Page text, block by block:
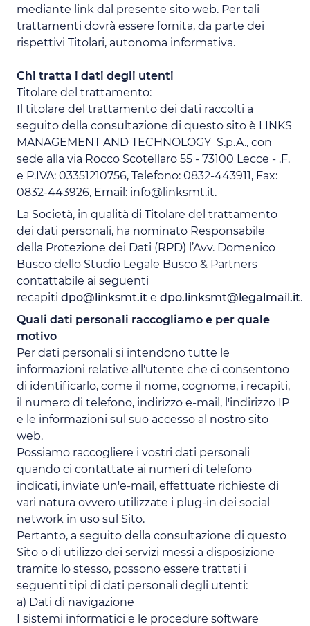
mediante link dal presente sito web. Per tali
trattamenti dovrà essere fornita, da parte dei
rispettivi Titolari, autonoma informativa.
Chi tratta i dati degli utenti
Titolare del trattamento:
Il titolare del trattamento dei dati raccolti a
seguito della consultazione di questo sito è LINKS
MANAGEMENT AND TECHNOLOGY S.p.A., con
sede alla via Rocco Scotellaro 55 - 73100 Lecce - .F.
e P.IVA: 03351210756, Telefono: 0832-443911, Fax:
0832-443926, Email: info@linksmt.it.
La Società, in qualità di Titolare del trattamento
dei dati personali, ha nominato Responsabile
della Protezione dei Dati (RPD) l’Avv. Domenico
Busco dello Studio Legale Busco & Partners
contattabile ai seguenti
recapiti dpo@linksmt.it e dpo.linksmt@legalmail.it.
Quali dati personali raccogliamo e per quale
motivo
Per dati personali si intendono tutte le
informazioni relative all'utente che ci consentono
di identificarlo, come il nome, cognome, i recapiti,
il numero di telefono, indirizzo e-mail, l'indirizzo IP
e le informazioni sul suo accesso al nostro sito
web.
Possiamo raccogliere i vostri dati personali
quando ci contattate ai numeri di telefono
indicati, inviate un'e-mail, effettuate richieste di
vari natura ovvero utilizzate i plug-in dei social
network in uso sul Sito.
Pertanto, a seguito della consultazione di questo
Sito o di utilizzo dei servizi messi a disposizione
tramite lo stesso, possono essere trattati i
seguenti tipi di dati personali degli utenti:
a) Dati di navigazione
I sistemi informatici e le procedure software